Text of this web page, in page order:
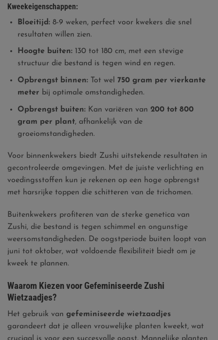
Kweekeigenschappen:
Bloeitijd:8-9 weken, perfect voor kwekers die snel
resultaten willen zien.
Hoogte buiten:130 tot 180 cm, met een stevige
structuur die bestand is tegen wind en regen.
Opbrengst binnen:Tot wel 750 gram per vierkante
meter bij optimale omstandigheden.
Opbrengst buiten:Kan variëren van 200 tot 800
gram per plant, afhankelijk van de
groeiomstandigheden.
Voor binnenkwekers biedt Zushi uitstekende resultaten in
gecontroleerde omgevingen. Met de juiste verlichting en
voedingsstoffen kun je rekenen op een hoge opbrengst
met harsrijke toppen die schitteren van de trichomen.
Buitenkwekers profiteren van de sterke genetica van
Zushi, die bestand is tegen schimmel en ongunstige
weersomstandigheden. De oogstperiode buiten loopt van
juni tot oktober, wat voldoende flexibiliteit biedt om je
kweek te plannen.
Waarom Kiezen voor Gefeminiseerde Zushi
Wietzaadjes?
Het gebruik van gefeminiseerde wietzaadjes
garandeert dat je alleen vrouwelijke planten kweekt, wat
cruciaal is voor een succesvolle oogst. Mannelijke planten